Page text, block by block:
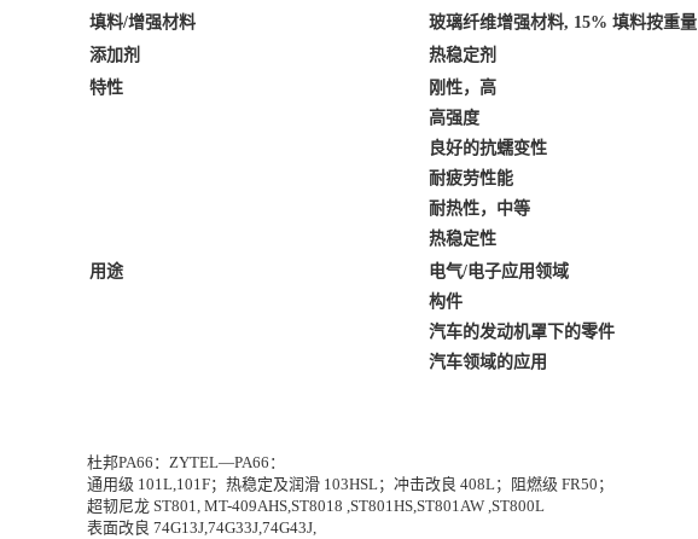
填料/增强材料
玻璃纤维增强材料, 15% 填料按重量
添加剂
热稳定剂
特性
刚性，高
高强度
良好的抗蠕变性
耐疲劳性能
耐热性，中等
热稳定性
用途
电气/电子应用领域
构件
汽车的发动机罩下的零件
汽车领域的应用
杜邦PA66：ZYTEL—PA66：
通用级 101L,101F；热稳定及润滑 103HSL；冲击改良 408L；阻燃级 FR50；
超韧尼龙 ST801, MT-409AHS,ST8018 ,ST801HS,ST801AW ,ST800L
表面改良 74G13J,74G33J,74G43J,